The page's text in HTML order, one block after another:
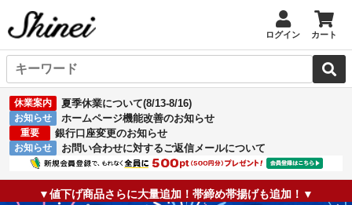
ログイン カート
休業案内 夏季休業について(8/13-8/16)
お知らせ ホームページ機能改善のお知らせ
重要 銀行口座変更のお知らせ
お知らせ お問い合わせに対するご返信メールについて
▼値下げ商品さらに大量追加！帯締め帯揚げも追加！▼